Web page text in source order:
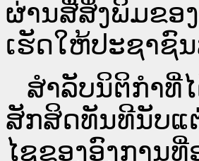
ຜ່ານ​ສື່ສິ່ງພິມຂອ
ເຮັດໃຫ້ປະຊາຊົນ
ສໍາລັບນິຕິກໍາທີ່
ສັກສິດທັນທີນັບແ
ໄຊຂອງອົງການ